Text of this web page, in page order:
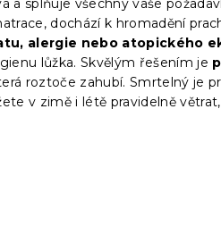
a splňuje všechny vaše
dochází k hromadění
alergie nebo atopického
lůžka. Skvělým řešením je
roztoče zahubí. Smrtelný je
v zimě i létě pravidelně